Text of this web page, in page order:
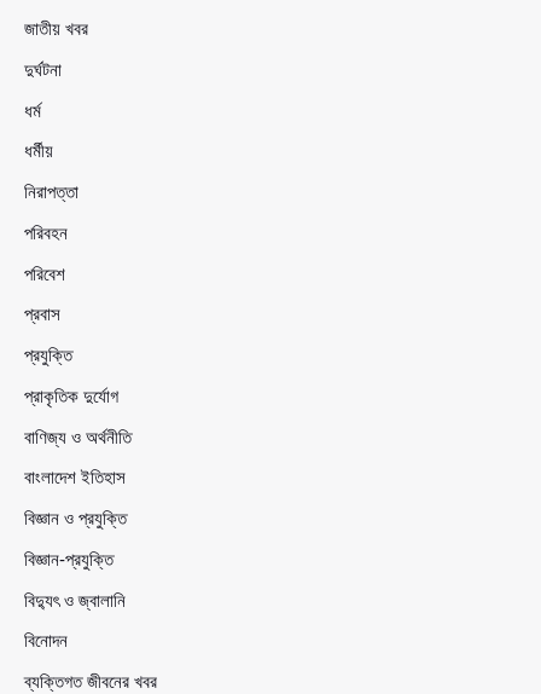
জাতীয় খবর
দুর্ঘটনা
ধর্ম
ধর্মীয়
নিরাপত্তা
পরিবহন
পরিবেশ
প্রবাস
প্রযুক্তি
প্রাকৃতিক দুর্যোগ
বাণিজ্য ও অর্থনীতি
বাংলাদেশ ইতিহাস
বিজ্ঞান ও প্রযুক্তি
বিজ্ঞান-প্রযুক্তি
বিদ্যুৎ ও জ্বালানি
বিনোদন
ব্যক্তিগত জীবনের খবর